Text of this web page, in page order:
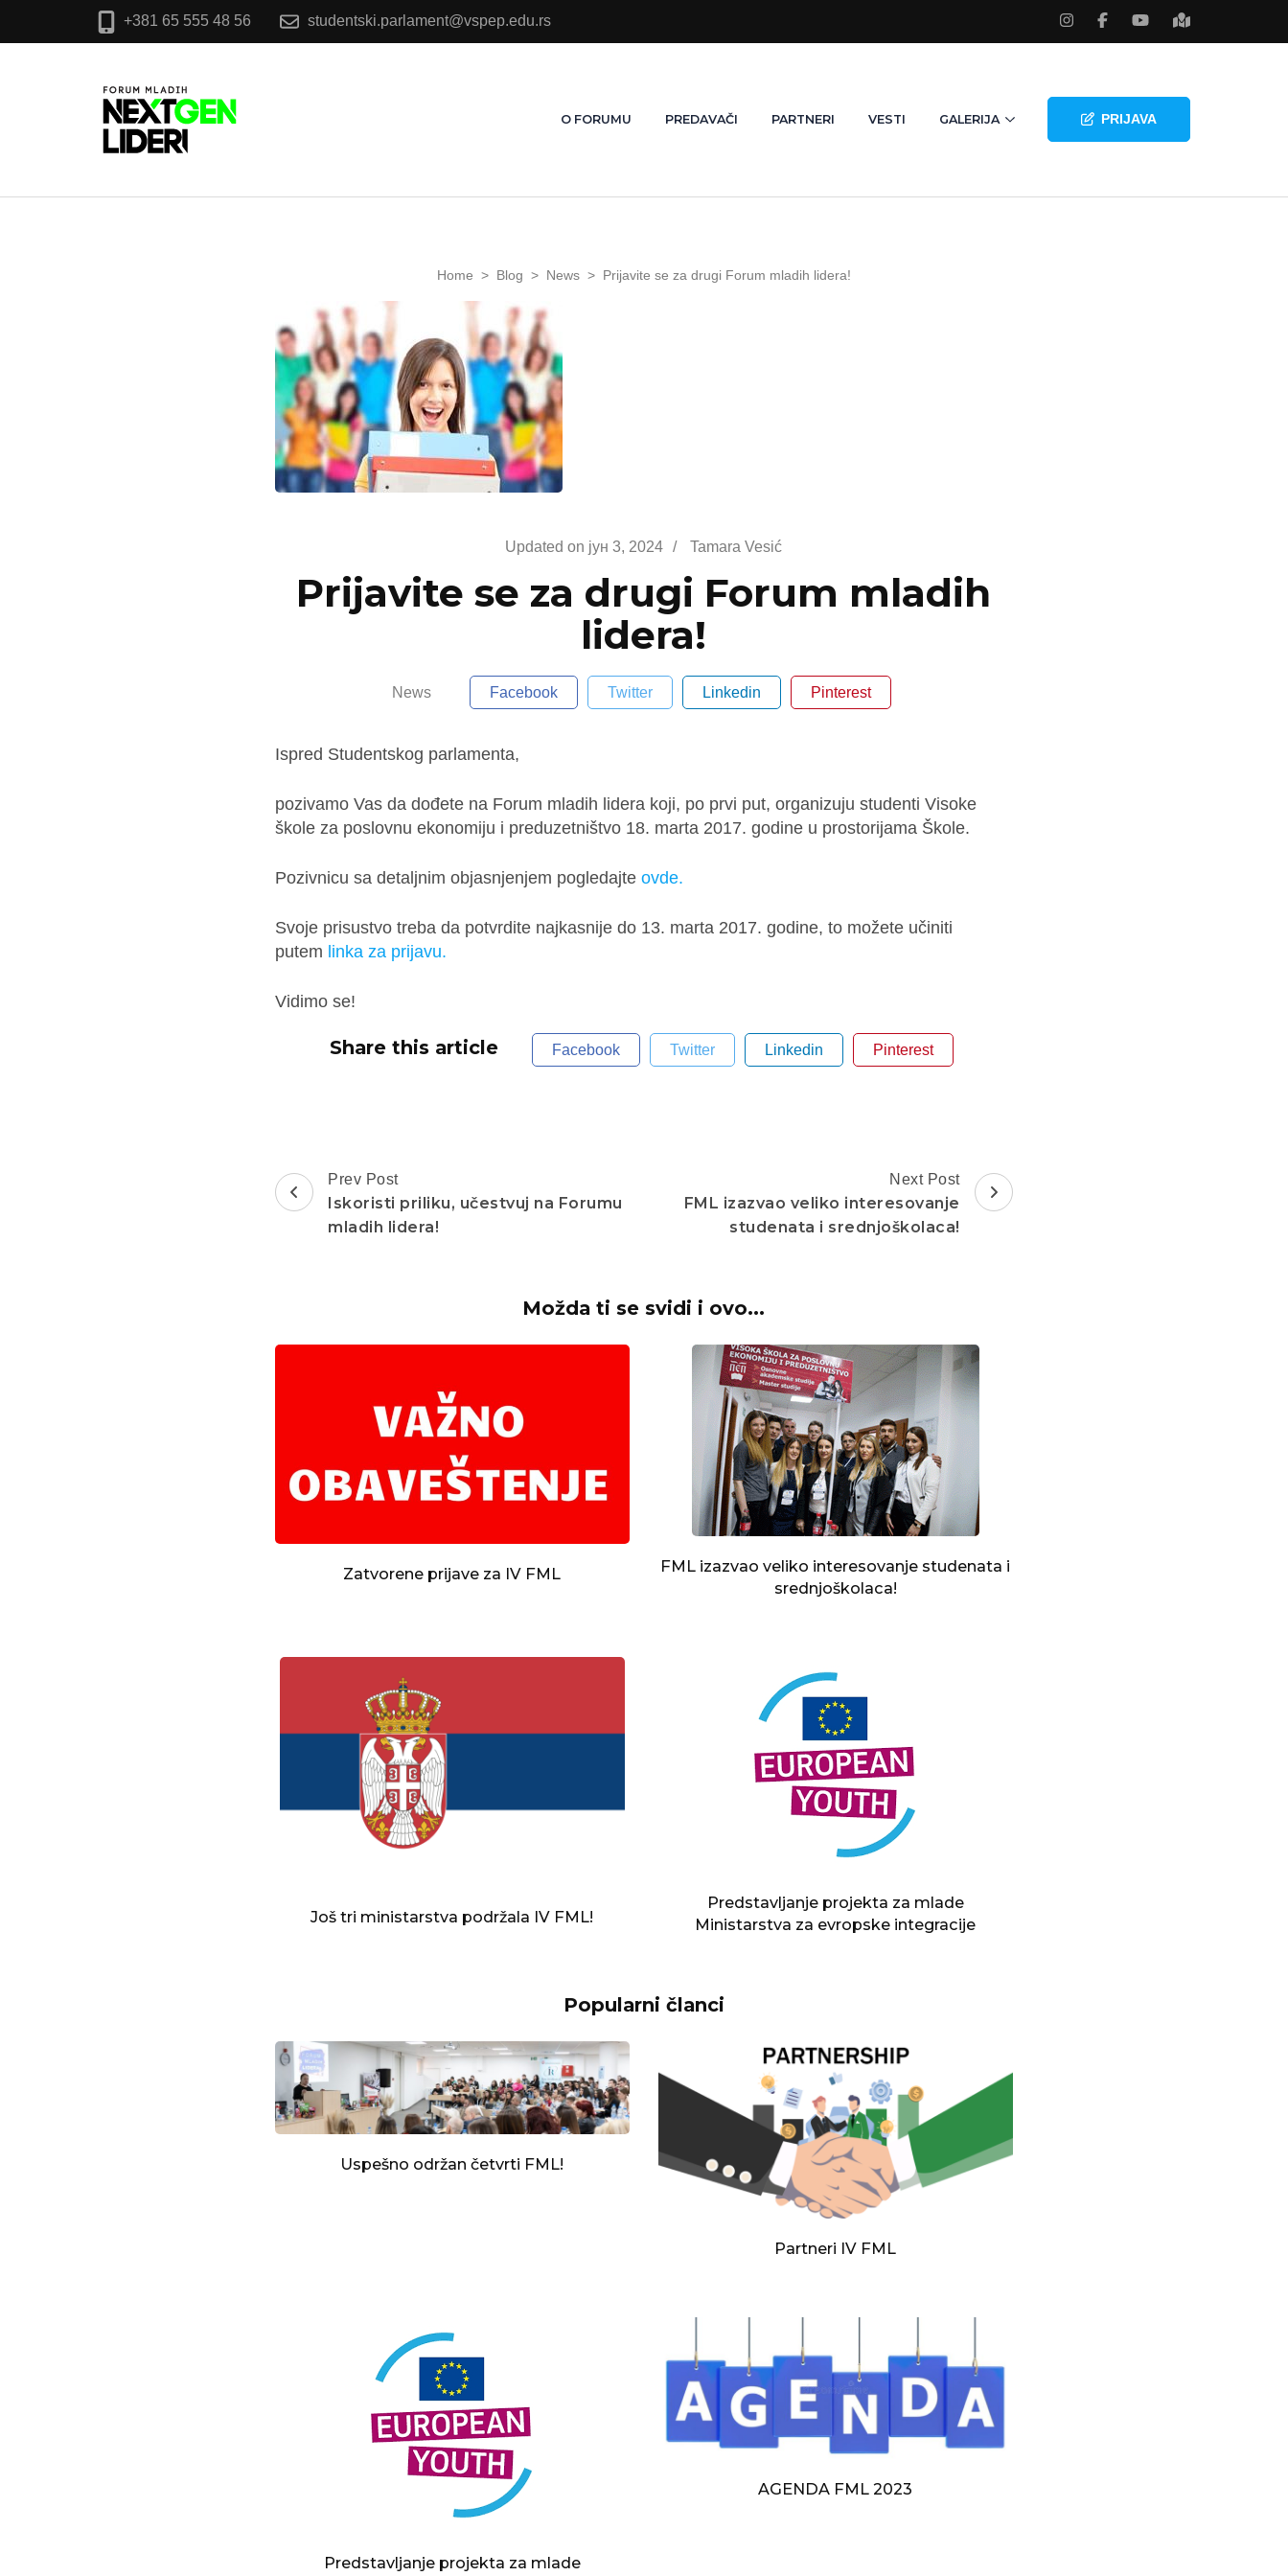
+381 65 555 48 56 studentski.parlament@vspep.edu.rs
PRIJAVA
O FORUMU PREDAVAČI PARTNERI VESTI GALERIJA
Home > Blog > News > Prijavite se za drugi Forum mladih lidera!
Updated on јун 3, 2024 / Tamara Vesić
Prijavite se za drugi Forum mladih
lidera!
News Facebook Twitter Linkedin Pinterest
Ispred Studentskog parlamenta,
pozivamo Vas da dođete na Forum mladih lidera koji, po prvi put, organizuju studenti Visoke
škole za poslovnu ekonomiju i preduzetništvo 18. marta 2017. godine u prostorijama Škole.
Pozivnicu sa detaljnim objasnjenjem pogledajte ovde.
Svoje prisustvo treba da potvrdite najkasnije do 13. marta 2017. godine, to možete učiniti
putem linka za prijavu.
Vidimo se!
Share this article Facebook Twitter Linkedin Pinterest
Post
Navigation
Prev Post
Iskoristi priliku, učestvuj na Forumu
mladih lidera!
Next Post
FML izazvao veliko interesovanje
studenata i srednjoškolaca!
Možda ti se svidi i ovo...
Zatvorene prijave za IV FML
FML izazvao veliko interesovanje studenata i
srednjoškolaca!
Još tri ministarstva podržala IV FML!
Predstavljanje projekta za mlade
Ministarstva za evropske integracije
Popularni članci
Uspešno održan četvrti FML!
Partneri IV FML
Predstavljanje projekta za mlade
AGENDA FML 2023